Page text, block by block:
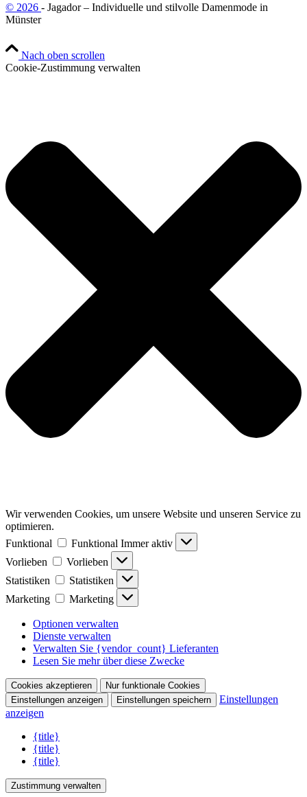
© 2026 - Jagador – Individuelle und stilvolle Damenmode in
Münster
Nach oben scrollen
Cookie-Zustimmung verwalten
Wir verwenden Cookies, um unsere Website und unseren Service zu
optimieren.
Funktional
Funktional Immer aktiv
Vorlieben
Vorlieben
Statistiken
Statistiken
Marketing
Marketing
Optionen verwalten
Dienste verwalten
Verwalten Sie {vendor_count} Lieferanten
Lesen Sie mehr über diese Zwecke
Cookies akzeptieren
Nur funktionale Cookies
Einstellungen anzeigen
Einstellungen speichern
Einstellungen
anzeigen
{title}
{title}
{title}
Zustimmung verwalten